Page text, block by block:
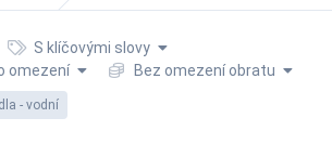
S klíčovými slovy
omezení
Bez omezení obratu
- vodní